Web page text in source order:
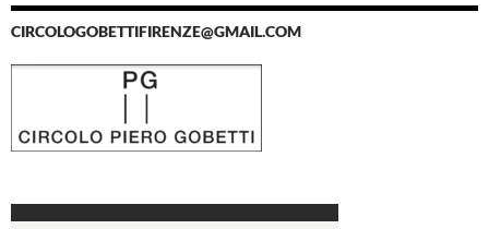
CIRCOLOGOBETTIFIRENZE@GMAIL.COM